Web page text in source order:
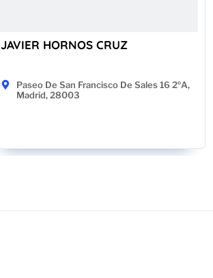
JAVIER HORNOS CRUZ
Paseo De San Francisco De Sales 16 2ºA,
Madrid, 28003